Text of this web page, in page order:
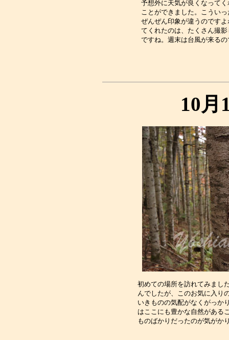
予想外に天気が良くなって
ことができました。こうい
ぜんぜん印象が違うのです
てくれたのは、たくさん撮
10月
初めての場所を訪れてみまし
んでしたが、このお気に入り
いきものの気配がなくがっか
はここにも豊かな自然がある